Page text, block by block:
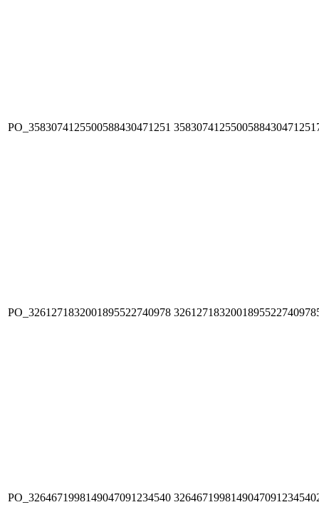
PO_3583074125500588430471251
PO_3261271832001895522740978
PO_3264671998149047091234540